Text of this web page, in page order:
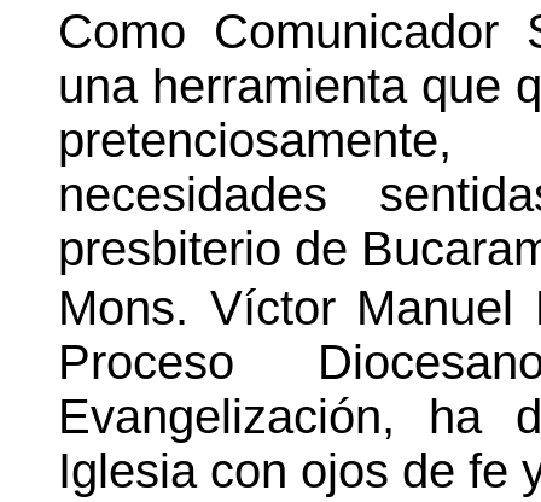
Como Comunicador
una herramienta que
necesidades
presbiterio de
Mons. Víctor
Proceso
Evangelización, ha
Iglesia con ojos de fe